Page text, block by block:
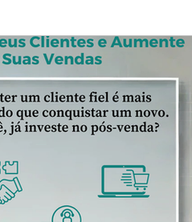
Empreendedorismo